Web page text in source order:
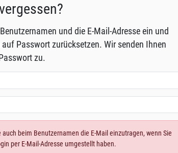
und die E-Mail-Adresse ein und
auf Passwort zurücksetzen. Wir senden Ihnen
zu.
auch beim Benutzernamen die E-Mail einzutragen, wenn Sie
per E-Mail-Adresse umgestellt haben.